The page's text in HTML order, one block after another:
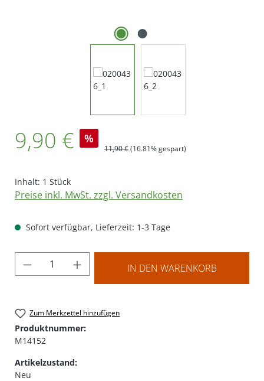
9,90 € %
Regulärer Preis:
11,90 €(16.81% gespart)
Inhalt: 1 Stück
Preise inkl. MwSt. zzgl. Versandkosten
Sofort verfügbar, Lieferzeit: 1-3 Tage
Produkt Anzahl: Gib den gewünschten
IN DEN WARENKORB
Zum Merkzettel hinzufügen
Produktnummer:
M14152
Artikelzustand:
Neu